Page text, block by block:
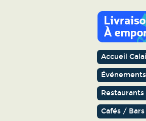
Accueil
Événements
Restaurants
Cafés / Bars